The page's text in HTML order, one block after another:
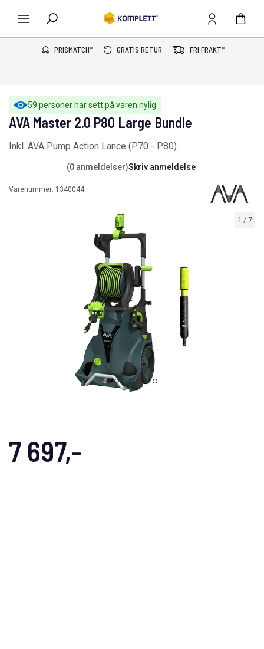
PRISMATCH* GRATIS RETUR FRI FRAKT*
59 personer har sett på varen nylig
1 / 7
AVA Master 2.0 P80 Large Bundle
Inkl. AVA Pump Action Lance (P70 - P80)
(0 anmeldelser)Skriv anmeldelse
Varenummer: 1340044
7 697,-